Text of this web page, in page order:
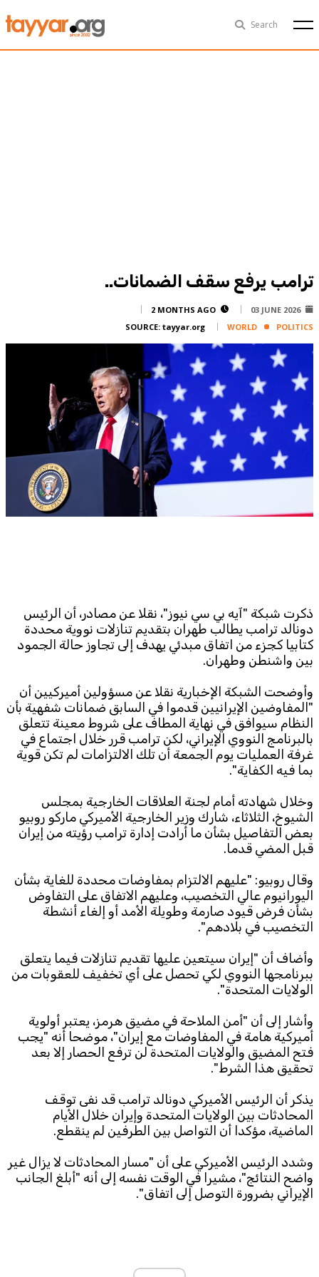
Search
Sat, Aug 8th 29°C
Services
Horoscope
Writers
TTV
TTV Plus
Download the app
© 2025. All Rights Reserved. ByKoein
ترامب يرفع سقف الضمانات..
03 JUNE 2026
2 MONTHS AGO
WORLD
POLITICS
SOURCE: tayyar.org
ذكرت شبكة "آيه بي سي نيوز"، نقلا عن مصادر، أن الرئيس
دونالد ترامب يطالب طهران بتقديم تنازلات نووية محددة
كتابيا كجزء من اتفاق مبدئي يهدف إلى تجاوز حالة الجمود
بين واشنطن وطهران.
وأوضحت الشبكة الإخبارية نقلا عن مسؤولين أميركيين أن
"المفاوضين الإيرانيين قدموا في السابق ضمانات شفهية بأن
النظام سيوافق في نهاية المطاف على شروط معينة تتعلق
بالبرنامج النووي الإيراني، لكن ترامب قرر خلال اجتماع في
غرفة العمليات يوم الجمعة أن تلك الالتزامات لم تكن قوية
بما فيه الكفاية".
وخلال شهادته أمام لجنة العلاقات الخارجية بمجلس
الشيوخ، الثلاثاء، شارك وزير الخارجية الأميركي ماركو روبيو
بعض التفاصيل بشأن ما أرادت إدارة ترامب رؤيته من إيران
قبل المضي قدما.
وقال روبيو: "عليهم الالتزام بمفاوضات محددة للغاية بشأن
اليورانيوم عالي التخصيب، وعليهم الاتفاق على التفاوض
بشأن فرض قيود صارمة وطويلة الأمد أو إلغاء أنشطة
التخصيب في بلادهم".
وأضاف أن "إيران سيتعين عليها تقديم تنازلات فيما يتعلق
ببرنامجها النووي لكي تحصل على أي تخفيف للعقوبات من
الولايات المتحدة".
وأشار إلى أن "أمن الملاحة في مضيق هرمز، يعتبر أولوية
أميركية هامة في المفاوضات مع إيران"، موضحا أنه "يجب
فتح المضيق والولايات المتحدة لن ترفع الحصار إلا بعد
تحقيق هذا الشرط".
يذكر أن الرئيس الأميركي دونالد ترامب قد نفى توقف
المحادثات بين الولايات المتحدة وإيران خلال الأيام
الماضية، مؤكدا أن التواصل بين الطرفين لم ينقطع.
وشدد الرئيس الأميركي على أن "مسار المحادثات لا يزال غير
واضح النتائج"، مشيرا في الوقت نفسه إلى أنه "أبلغ الجانب
الإيراني بضرورة التوصل إلى اتفاق".